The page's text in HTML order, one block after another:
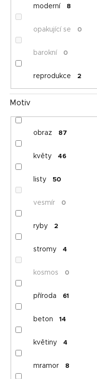
moderní 8
opakující se 0
barokní 0
reprodukce 2
Motiv
obraz 87
květy 46
listy 50
vesmír 0
ryby 2
stromy 4
kosmos 0
příroda 61
beton 14
květiny 4
mramor 8